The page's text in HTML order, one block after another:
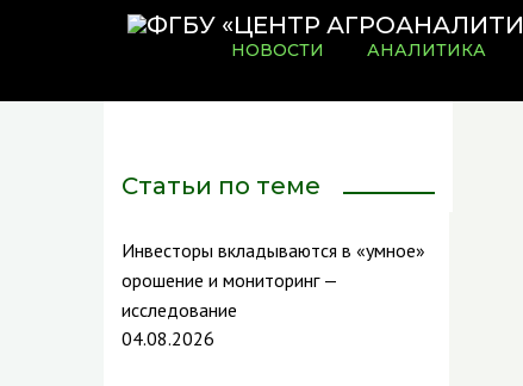
НОВОСТИ АНАЛИТИКА
Статьи по теме
Инвесторы вкладываются в «умное»
орошение и мониторинг —
исследование
04.08.2026